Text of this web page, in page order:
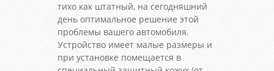
тихо как штатный, на сегодняшний
день оптимальное решение этой
проблемы вашего автомобиля.
Устройство имеет малые размеры и
при установке помещается в